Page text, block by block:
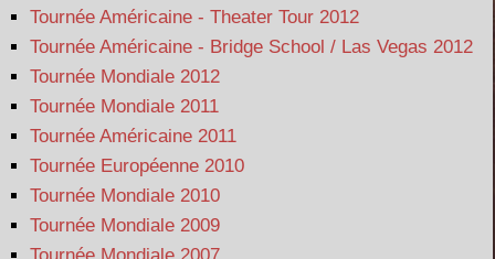
Tournée Américaine - Theater Tour 2012
Tournée Américaine - Bridge School / Las Vegas 2012
Tournée Mondiale 2012
Tournée Mondiale 2011
Tournée Américaine 2011
Tournée Européenne 2010
Tournée Mondiale 2010
Tournée Mondiale 2009